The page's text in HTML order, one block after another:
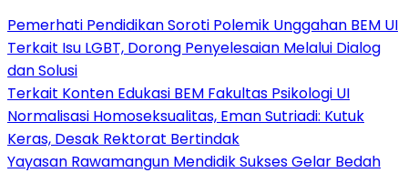
Pemerhati Pendidikan Soroti Polemik Unggahan BEM UI
Terkait Isu LGBT, Dorong Penyelesaian Melalui Dialog
dan Solusi
Terkait Konten Edukasi BEM Fakultas Psikologi UI
Normalisasi Homoseksualitas, Eman Sutriadi: Kutuk
Keras, Desak Rektorat Bertindak
Yayasan Rawamangun Mendidik Sukses Gelar Bedah